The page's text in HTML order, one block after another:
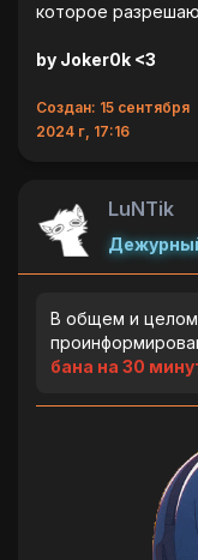
которое
by Joker0k <3
Создан: 15 сентября
2024 г, 17:16
LuNTik
В общем и целом,
бана на 30